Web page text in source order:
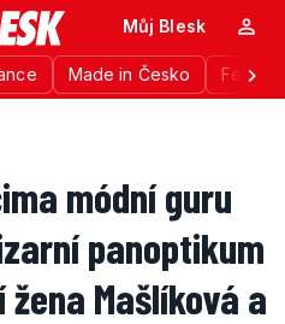
Made in Česko
Můj Blesk
módní guru
panoptikum
Mašlíková a